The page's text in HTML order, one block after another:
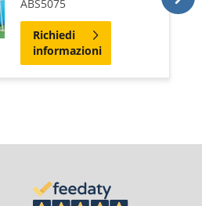
ABS5075
Richiedi
informazioni